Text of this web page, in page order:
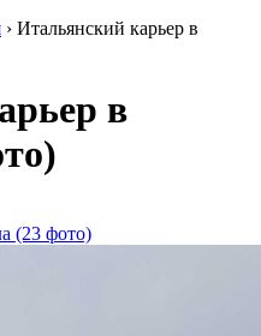
› Итальянский карьер в
в